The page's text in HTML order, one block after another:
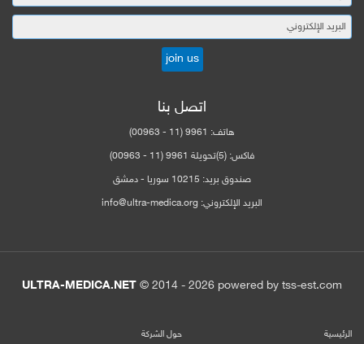
اتصل بنا
هاتف:
فاكس: (5)تحويلة 9961 (11 - 00963)
صندوق بريد:
البريد الإلكتروني: info@ultra-medica.org
ULTRA-MEDICA.NET © 2014 - 2026 powered by tss-est.com
الرئيسية حول الشركة